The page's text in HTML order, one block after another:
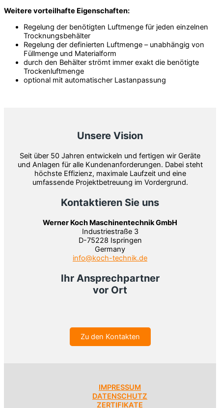
Weitere vorteilhafte Eigenschaften:
Regelung der benötigten Luftmenge für jeden einzelnen
Trocknungsbehälter
Regelung der definierten Luftmenge – unabhängig von
Füllmenge und Materialform
durch den Behälter strömt immer exakt die benötigte
Trockenluftmenge
optional mit automatischer Lastanpassung
Unsere Vision
Seit über 50 Jahren entwickeln und fertigen wir Geräte
und Anlagen für alle Kundenanforderungen. Dabei steht
höchste Effizienz, maximale Laufzeit und eine
umfassende Projektbetreuung im Vordergrund.
Kontaktieren Sie uns
Werner Koch Maschinentechnik GmbH
Industriestraße 3
D-75228 Ispringen
Germany
info@koch-technik.de
Ihr Ansprechpartner
vor Ort
Zu den Kontakten
IMPRESSUM
DATENSCHUTZ
ZERTIFIKATE